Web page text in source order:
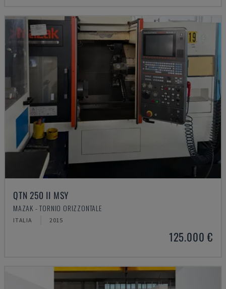
QTN 250 II MSY
MAZAK - TORNIO ORIZZONTALE
ITALIA 2015
125.000 €